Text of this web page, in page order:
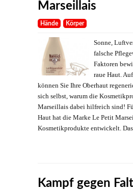
Marseillais
Hände Körper
Sonne,
falsche
Faktoren
raue Haut.
können Sie Ihre Oberhaut
sich selbst, warum die
Marseillais dabei hilfreich sind!
Haut hat die Marke Le Petit
Kosmetikprodukte entwickelt.
Kampf gegen